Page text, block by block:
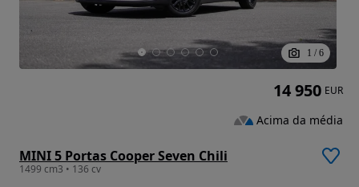
1 / 6
MINI 5 Portas Cooper Seven Chili
1499 cm3 • 136 cv
14 950 EUR
Acima da média